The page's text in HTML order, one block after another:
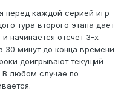
перед каждой серией игр
тура второго этапа дает
начинается отсчет 3-х
30 минут до конца времени
доигрывают текущий
В любом случае по